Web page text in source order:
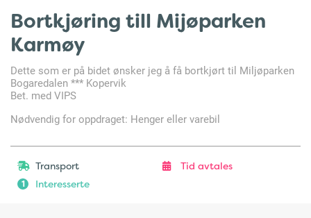
Bortkjøring till Mijøparken
Karmøy
Dette som er på bidet ønsker jeg å få bortkjørt til Miljøparken
Bogaredalen *** Kopervik
Bet. med VIPS
Nødvendig for oppdraget: Henger eller varebil
Transport Tid avtales
1 Interesserte